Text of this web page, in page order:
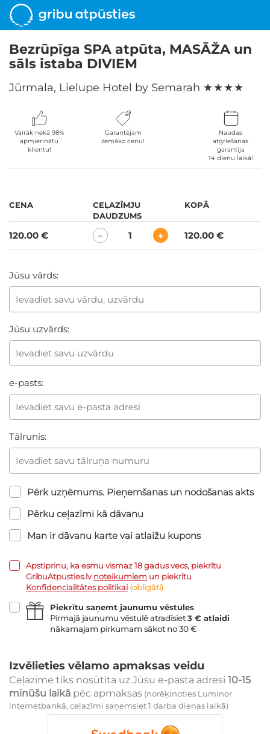
Bezrūpīga SPA atpūta, MASĀŽA un
sāls istaba DIVIEM
Jūrmala, Lielupe Hotel by Semarah ★ ★ ★ ★
Vairāk nekā 98%
apmierinātu
klientu!
Garantējam
zemāko cenu!
Naudas
atgriešanas
garantija
14 dienu laikā!
CENA
CEĻAZĪMJU
DAUDZUMS
KOPĀ
120.00 € − 1 + 120.00 €
Jūsu vārds:
Jūsu uzvārds:
e-pasts:
Tālrunis:
Pērk uzņēmums. Pieņemšanas un nodošanas akts
Pērku ceļazīmi kā dāvanu
Man ir dāvanu karte vai atlaižu kupons
Apstiprinu, ka esmu vismaz 18 gadus vecs, piekrītu
GribuAtpusties.lvnoteikumiem un piekrītu
Konfidencialitātes politikai (obligāti)
Piekrītu saņemt jaunumu vēstules
Pirmajā jaunumu vēstulē atradīsiet3 € atlaidi
nākamajam pirkumam sākot no 30 €
Izvēlieties vēlamo apmaksas veidu
Ceļazīme tiks nosūtīta uz Jūsu e-pasta adresi 10-15
minūšu laikā pēc apmaksas (norēķinoties Luminor
internetbankā, ceļazīmi saņemsiet 1 darba dienas laikā)